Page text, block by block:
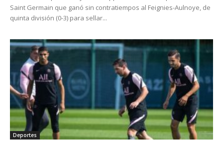
Saint Germain que ganó sin contratiempos al Feignies-Aulnoye, de
quinta división (0-3) para sellar...
Deportes